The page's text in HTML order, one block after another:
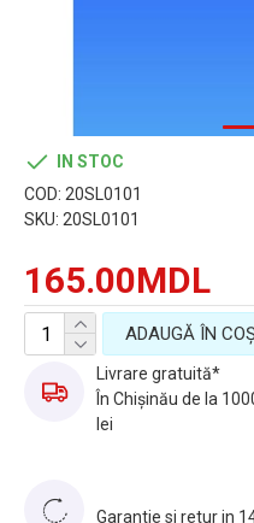
165.00MDL
IN STOC
COD: 20SL0101
SKU: 20SL0101
ADAUGĂ ÎN
Livrare gratuită*
În Chișinău de la
lei
Garantie si retur in